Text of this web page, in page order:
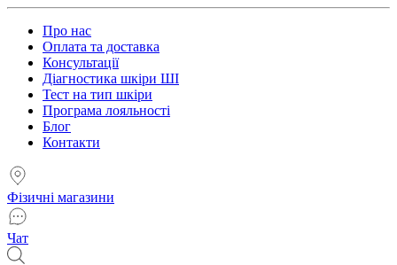
Про нас
Оплата та доставка
Консультації
Діагностика шкіри ШІ
Тест на тип шкіри
Програма лояльності
Блог
Контакти
Фізичні магазини
Чат